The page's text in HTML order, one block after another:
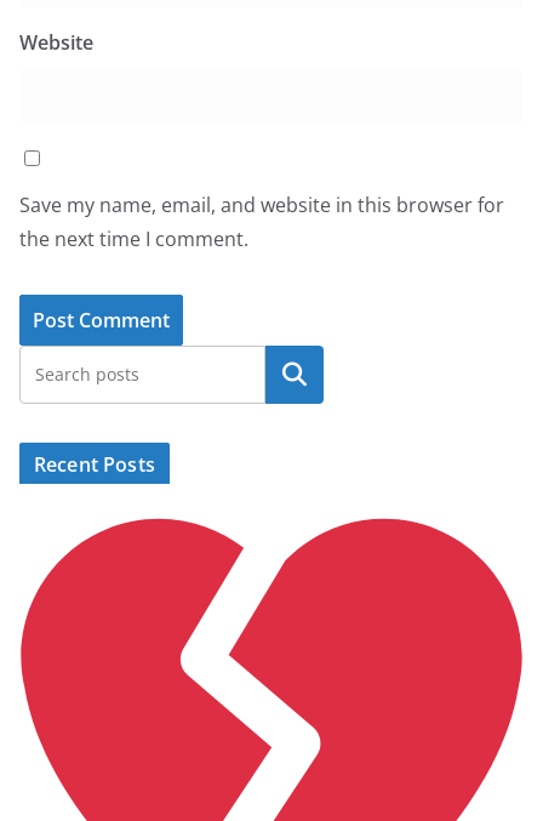
Website
Save my name, email, and website in this browser for
the next time I comment.
Search
Recent Posts